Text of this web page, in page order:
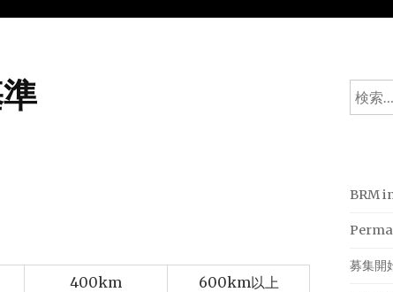
400km
600km以上
検
索:
BRM
募集開